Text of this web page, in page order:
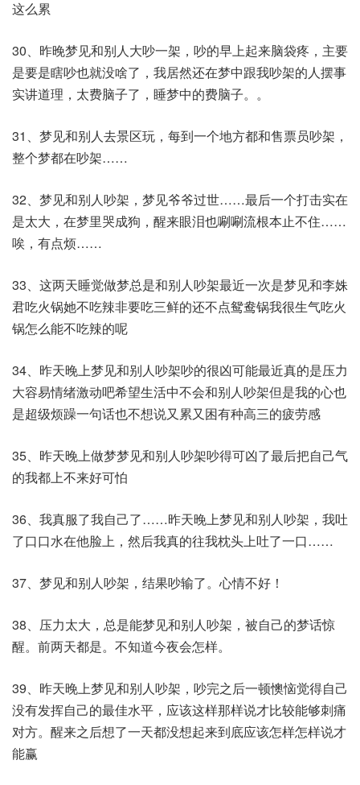
这么累
30、昨晚梦见和别人大吵一架，吵的早上起来脑袋疼，主要
是要是瞎吵也就没啥了，我居然还在梦中跟我吵架的人摆事
实讲道理，太费脑子了，睡梦中的费脑子。。​
31、梦见和别人去景区玩，每到一个地方都和售票员吵架，
整个梦都在吵架……​
32、梦见和别人吵架，梦见爷爷过世……最后一个打击实在
是太大，在梦里哭成狗，醒来眼泪也唰唰流根本止不住……
唉，有点烦……​
33、这两天睡觉做梦总是和别人吵架最近一次是梦见和李姝
君吃火锅她不吃辣非要吃三鲜的还不点鸳鸯锅我很生气吃火
锅怎么能不吃辣的呢​
34、昨天晚上梦见和别人吵架吵的很凶可能最近真的是压力
大容易情绪激动吧希望生活中不会和别人吵架但是我的心也
是超级烦躁一句话也不想说又累又困有种高三的疲劳感
35、昨天晚上做梦梦见和别人吵架吵得可凶了最后把自己气
的我都上不来好可怕
36、我真服了我自己了……昨天晚上梦见和别人吵架，我吐
了口口水在他脸上，然后我真的往我枕头上吐了一口……
37、梦见和别人吵架，结果吵输了。心情不好！
38、压力太大，总是能梦见和别人吵架，被自己的梦话惊
醒。前两天都是。不知道今夜会怎样。​
39、昨天晚上梦见和别人吵架，吵完之后一顿懊恼觉得自己
没有发挥自己的最佳水平，应该这样那样说才比较能够刺痛
对方。醒来之后想了一天都没想起来到底应该怎样怎样说才
能赢